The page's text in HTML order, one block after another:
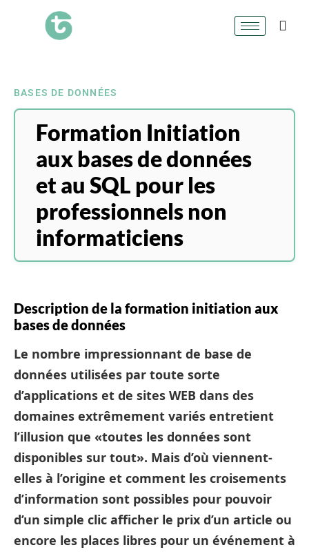
BASES DE DONNÉES
Formation Initiation
aux bases de données
et au SQL pour les
professionnels non
informaticiens
Description de la formation initiation aux
bases de données
Le nombre impressionnant de base de
données utilisées par toute sorte
d’applications et de sites WEB dans des
domaines extrêmement variés entretient
l’illusion que «toutes les données sont
disponibles sur tout». Mais d’où viennent-
elles à l’origine et comment les croisements
d’information sont possibles pour pouvoir
d’un simple clic afficher le prix d’un article ou
encore les places libres pour un événement à